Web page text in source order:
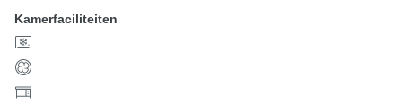
Kamerfaciliteiten